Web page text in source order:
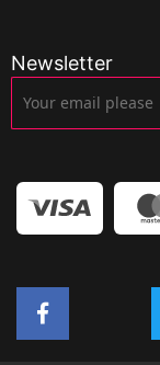
Newsletter